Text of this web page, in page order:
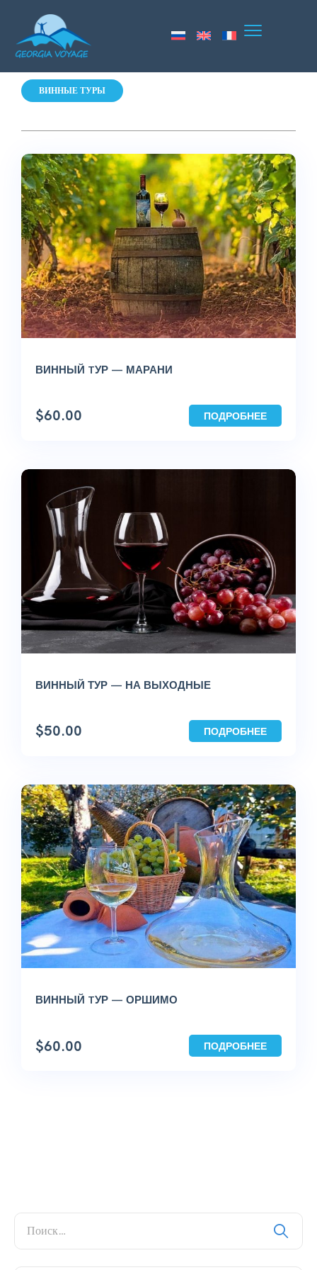
ВИННЫЕ ТУРЫ
ВИННЫЙ TУР — МАРАНИ
$60.00 ПОДРОБНЕЕ
ВИННЫЙ ТУР — НА ВЫХОДНЫЕ
$50.00 ПОДРОБНЕЕ
ВИННЫЙ TУР — ОРШИМО
$60.00 ПОДРОБНЕЕ